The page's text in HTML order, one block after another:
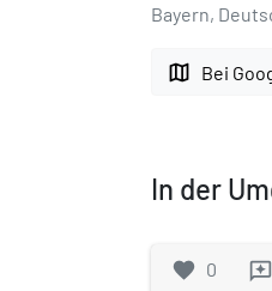
Bayern,
map Bei
In der
favorite 0 reviews